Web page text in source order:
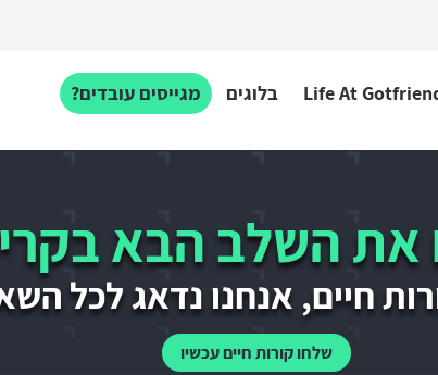
Life At בלוגים מגייסים עובדים?
השלב הבא
חיים, אנחנו נדאג לכל
שלחו קורות חיים עכשיו